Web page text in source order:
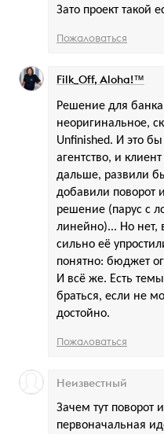
Зато проект такой
Пожаловаться
Решение для
неоригинальное,
Unfinished. И это
агентство, и
дальше, развили
добавили поворот
решение (парус с
линейно)... Но нет,
сильно её
понятно: бюджет
И всё же. Есть
браться, если не
достойно.
Filk_Off, Aloha!™
Пожаловаться
Зачем тут поворот
первоначальная
Неизвестный